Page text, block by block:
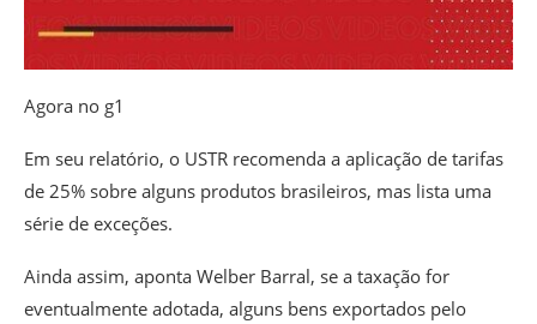
Agora no g1
Em seu relatório, o USTR recomenda a aplicação de tarifas
de 25% sobre alguns produtos brasileiros, mas lista uma
série de exceções.
Ainda assim, aponta Welber Barral, se a taxação for
eventualmente adotada, alguns bens exportados pelo